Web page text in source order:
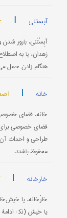
آبستنی |
آبِسْتَنی، بارور
زهدان، یا به
هنگام زادن حمل
خانه |
خانه، فضای
فضای خصوصی
طراحی و احداث آن
محفوظ باشند.
خارخانه |
خارْخانه، یا
یا خیش (نک‍ : ادامۀ